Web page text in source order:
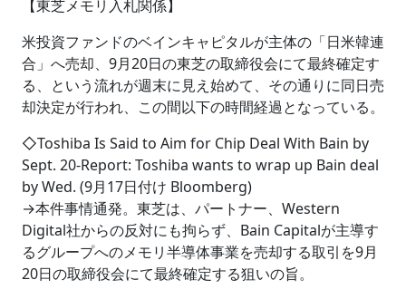
【東芝メモリ入札関係】
米投資ファンドのベインキャピタルが主体の「日米韓連
合」へ売却、9月20日の東芝の取締役会にて最終確定す
る、という流れが週末に見え始めて、その通りに同日売
却決定が行われ、この間以下の時間経過となっている。
◇Toshiba Is Said to Aim for Chip Deal With Bain by
Sept. 20-Report: Toshiba wants to wrap up Bain deal
by Wed. (9月17日付け Bloomberg)
→本件事情通発。東芝は、パートナー、Western
Digital社からの反対にも拘らず、Bain Capitalが主導す
るグループへのメモリ半導体事業を売却する取引を9月
20日の取締役会にて最終確定する狙いの旨。